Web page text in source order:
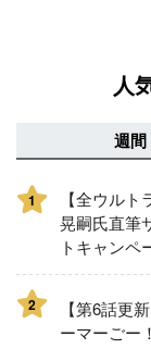
人
週間
1
【全ウル
晃嗣氏直筆
トキャンペ
2
【第6話更
ーマーごー